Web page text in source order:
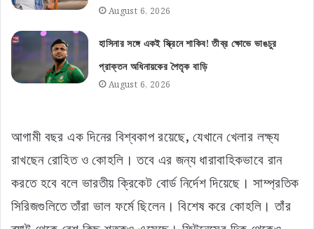
August 6, 2026
হাসিনার সঙ্গে একই স্ক্রিনে শাকিব! তীব্র ক্ষোভে ভাঙচুর
প্রাক্তন অধিনায়কের পৈতৃক বাড়ি
August 6, 2026
আগামী বছর এক দিনের বিশ্বকাপ রয়েছে, যেখানে খেলার লক্ষ্য
রাখছেন রোহিত ও কোহলি। তবে এর জন্য ধারাবাহিকভাবে রান
করতে হবে বলে ভারতীয় ক্রিকেট বোর্ড নির্দেশ দিয়েছে। সাম্প্রতিক
সিরিজগুলিতে তাঁরা ভাল ফর্মে ছিলেন। বিশেষ করে কোহলি। তাঁর